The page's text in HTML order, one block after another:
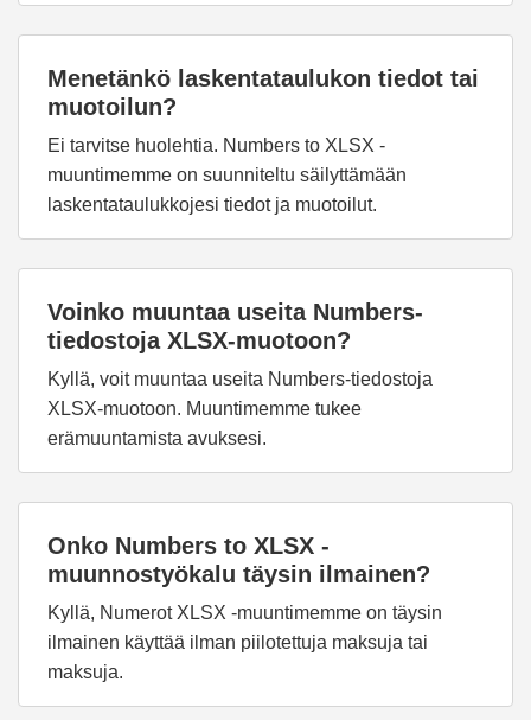
Menetänkö laskentataulukon tiedot tai
muotoilun?
Ei tarvitse huolehtia. Numbers to XLSX -
muuntimemme on suunniteltu säilyttämään
laskentataulukkojesi tiedot ja muotoilut.
Voinko muuntaa useita Numbers-
tiedostoja XLSX-muotoon?
Kyllä, voit muuntaa useita Numbers-tiedostoja
XLSX-muotoon. Muuntimemme tukee
erämuuntamista avuksesi.
Onko Numbers to XLSX -
muunnostyökalu täysin ilmainen?
Kyllä, Numerot XLSX -muuntimemme on täysin
ilmainen käyttää ilman piilotettuja maksuja tai
maksuja.